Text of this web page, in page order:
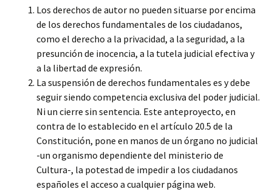
Los derechos de autor no pueden situarse por encima
de los derechos fundamentales de los ciudadanos,
como el derecho a la privacidad, a la seguridad, a la
presunción de inocencia, a la tutela judicial efectiva y
a la libertad de expresión.
La suspensión de derechos fundamentales es y debe
seguir siendo competencia exclusiva del poder judicial.
Ni un cierre sin sentencia. Este anteproyecto, en
contra de lo establecido en el artículo 20.5 de la
Constitución, pone en manos de un órgano no judicial
-un organismo dependiente del ministerio de
Cultura-, la potestad de impedir a los ciudadanos
españoles el acceso a cualquier página web.